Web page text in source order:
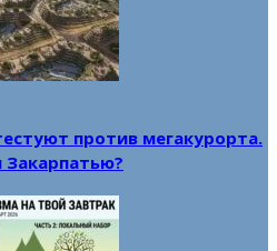
против мегакурорта.